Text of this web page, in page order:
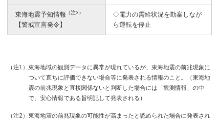
東海地震予知情報 （注3）
【警戒宣言発令】
◇電力の需給状況を勘案しなが
ら運転を停止
（注1） 東海地域の観測データに異常が現れているが、東海地震の前兆現象に
ついて直ちに評価できない場合等に発表される情報のこと。（東海地
震の前兆現象と直接関係ないと判断した場合には「観測情報」の中
で、安心情報である旨明記して発表される）
（注2） 東海地震の前兆現象の可能性が高まったと認められた場合に発表され